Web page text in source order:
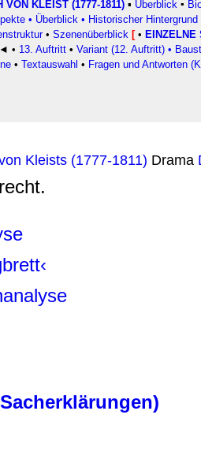
haben oder die sie
VON KLEIST (1777-1811) ▪ Überblick ▪
• Überblick • Historischer Hintergrund
• Szenenüberblick [ • EINZELNE
◄ • 13. Auftritt • Variant (12. Auftritt) •
• Textauswahl • Fragen und Antworten
Kleists (1777-1811) Drama